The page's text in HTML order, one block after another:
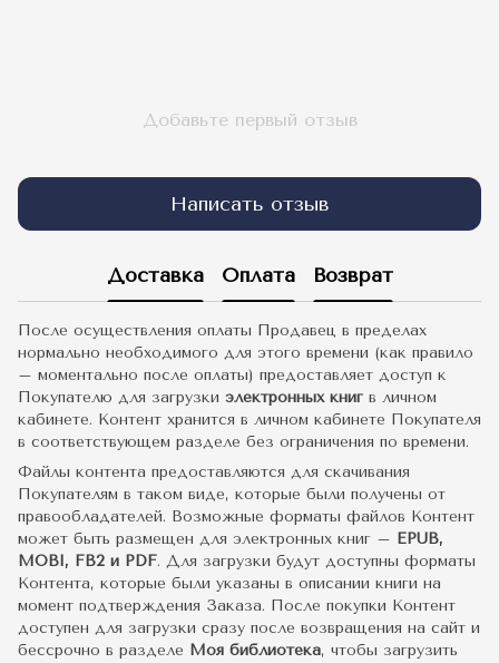
Добавьте первый отзыв
Написать отзыв
Доставка Оплата Возврат
После осуществления оплаты Продавец в пределах
нормально необходимого для этого времени (как правило
– моментально после оплаты) предоставляет доступ к
Покупателю для загрузки электронных книг в личном
кабинете. Контент хранится в личном кабинете Покупателя
в соответствующем разделе без ограничения по времени.
Файлы контента предоставляются для скачивания
Покупателям в таком виде, которые были получены от
правообладателей. Возможные форматы файлов Контент
может быть размещен для электронных книг – EPUB,
MOBI, FB2 и PDF. Для загрузки будут доступны форматы
Контента, которые были указаны в описании книги на
момент подтверждения Заказа. После покупки Контент
доступен для загрузки сразу после возвращения на сайт и
бессрочно в разделе Моя библиотека, чтобы загрузить